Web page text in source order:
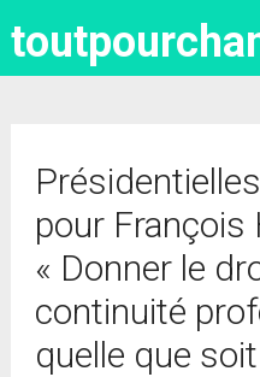
pour François
« Donner le
continuité
quelle que